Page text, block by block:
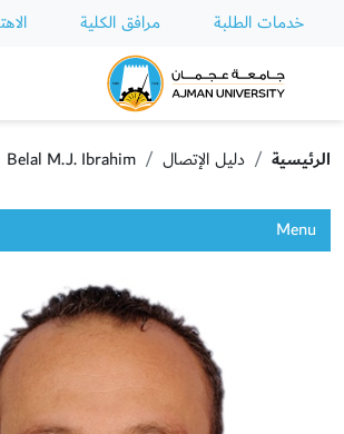
خدمات الطلبة مرافق الكلية
Ajman University
الرئيسية دليل الإتصال Belal M.J. Ibrahim
Menu